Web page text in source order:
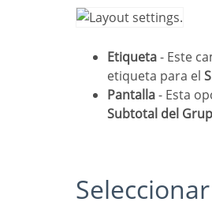
Etiqueta- Este
etiqueta para el
Pantalla- Esta
Subtotal del